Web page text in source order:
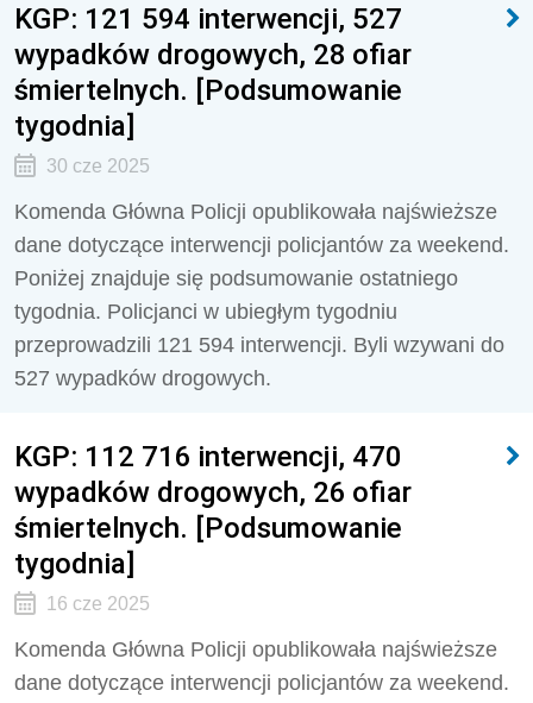
KGP: 121 594 interwencji, 527
wypadków drogowych, 28 ofiar
śmiertelnych. [Podsumowanie
tygodnia]
30 cze 2025
Komenda Główna Policji opublikowała najświeższe
dane dotyczące interwencji policjantów za weekend.
Poniżej znajduje się podsumowanie ostatniego
tygodnia. Policjanci w ubiegłym tygodniu
przeprowadzili 121 594 interwencji. Byli wzywani do
527 wypadków drogowych.
KGP: 112 716 interwencji, 470
wypadków drogowych, 26 ofiar
śmiertelnych. [Podsumowanie
tygodnia]
16 cze 2025
Komenda Główna Policji opublikowała najświeższe
dane dotyczące interwencji policjantów za weekend.